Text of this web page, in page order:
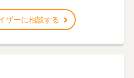
ザーに相談する